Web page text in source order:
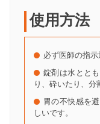
使用方法
必ず医師の指示
錠剤は水とと
り、砕いたり、分
胃の不快感を
しいです。